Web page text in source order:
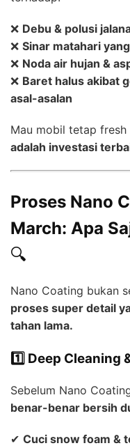
❌ Debu & polusi
❌ Sinar matahari
❌ Noda air hujan &
❌ Baret halus akibat
asal-asalan
Mau mobil tetap
adalah investasi
Proses Nano
March: Apa
🔍
Nano Coating bukan
proses super detail
tahan lama.
1️⃣ Deep Cleaning
Sebelum Nano
benar-benar bersih
✔ Cuci snow foam &